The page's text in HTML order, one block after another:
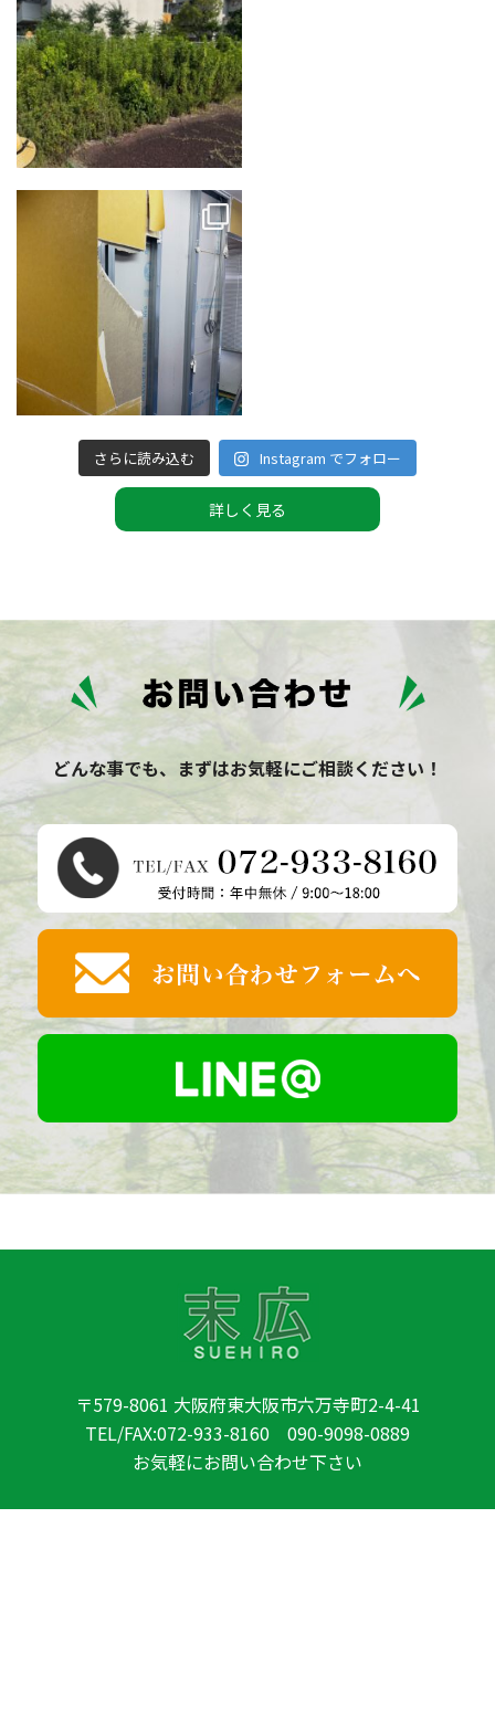
さらに読み込む Instagram でフォロー
詳しく見る
どんな事でも、まずはお気軽にご相談ください！
〒579-8061 大阪府東大阪市六万寺町2-4-41
TEL/FAX:072-933-8160 090-9098-0889
お気軽にお問い合わせ下さい